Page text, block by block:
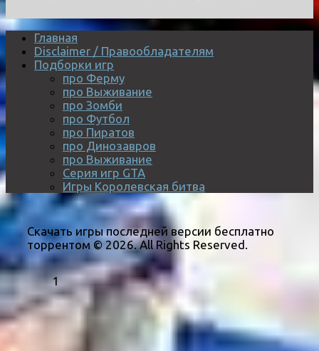
Главная
Disclaimer / Правообладателям
Подборки игр
про Ферму
про Выживание
про Зомби
про Футбол
про Пиратов
про Динозавров
про Выживание
Серия игр GTA
Игры Королевская битва
Скачать игры последней версии бесплатно
торрентом © 2026. All Rights Reserved.
1